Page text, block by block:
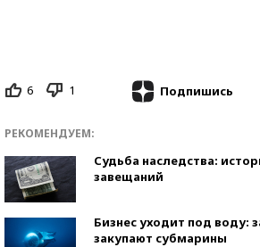
6 1 Подпишись
РЕКОМЕНДУЕМ:
Судьба наследства:
завещаний
Бизнес уходит под воду:
закупают субмарины